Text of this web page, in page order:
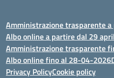
Amministrazione trasparente
Albo online a partire dal 29
Amministrazione trasparente
Albo online fino al 28-04-2026
Privacy PolicyCookie policy